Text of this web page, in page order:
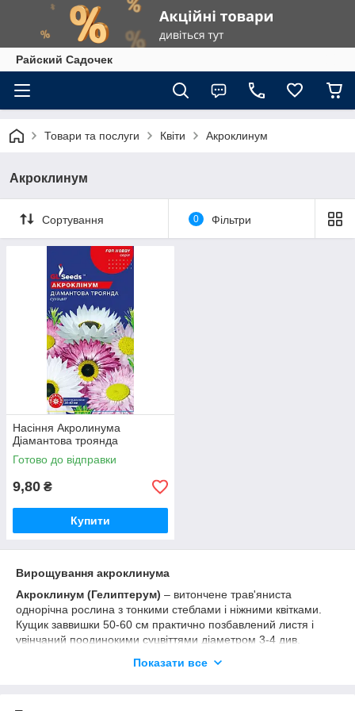
Райский Садочек
Товари та послуги Квіти Акроклинум
Акроклинум
Сортування 0 Фільтри
Насіння Акролинума
Діамантова троянда
Готово до відправки
9,80 ₴
Купити
Вирощування акроклинума
Акроклинум (Гелиптерум) – витончене трав'яниста
однорічна рослина з тонкими стеблами і ніжними квітками.
Кущик заввишки 50-60 см практично позбавлений листя і
увінчаний поодинокими суцвіттями діаметром 3-4 див.
Найчастіше зустрічаються акроклинум білого і рожевих
Показати все